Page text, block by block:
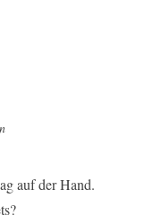
auf der Hand.